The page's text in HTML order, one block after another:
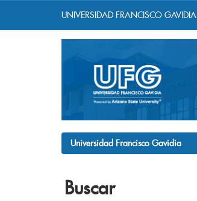
UNIVERSIDAD FRANCISCO GAVIDIA
Universidad Francisco Gavidia
Buscar